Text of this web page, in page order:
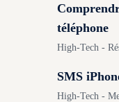
téléphone
High-Tech -
SMS
High-Tech -